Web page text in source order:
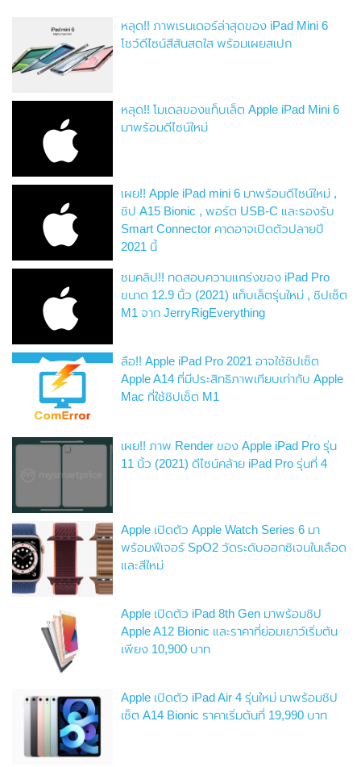
หลุด!! ภาพเรนเดอร์ล่าสุดของ iPad Mini 6
โชว์ดีไซน์สีสันสดใส พร้อมเผยสเปก
หลุด!! โมเดลของแท็บเล็ต Apple iPad Mini 6
มาพร้อมดีไซน์ใหม่
เผย!! Apple iPad mini 6 มาพร้อมดีไซน์ใหม่ ,
ชิป A15 Bionic , พอร์ต USB-C และรองรับ
Smart Connector คาดอาจเปิดตัวปลายปี
2021 นี้
ชมคลิป!! ทดสอบความแกร่งของ iPad Pro
ขนาด 12.9 นิ้ว (2021) แท็บเล็ตรุ่นใหม่ , ชิปเซ็ต
M1 จาก JerryRigEverything
ลือ!! Apple iPad Pro 2021 อาจใช้ชิปเซ็ต
Apple A14 ที่มีประสิทธิภาพเทียบเท่ากับ Apple
Mac ที่ใช้ชิปเซ็ต M1
เผย!! ภาพ Render ของ Apple iPad Pro รุ่น
11 นิ้ว (2021) ดีไซน์คล้าย iPad Pro รุ่นที่ 4
Apple เปิดตัว Apple Watch Series 6 มา
พร้อมฟีเจอร์ SpO2 วัดระดับออกซิเจนในเลือด
และสีใหม่
Apple เปิดตัว iPad 8th Gen มาพร้อมชิป
Apple A12 Bionic และราคาที่ย่อมเยาว์เริ่มต้น
เพียง 10,900 บาท
Apple เปิดตัว iPad Air 4 รุ่นใหม่ มาพร้อมชิป
เซ็ต A14 Bionic ราคาเริ่มต้นที่ 19,990 บาท